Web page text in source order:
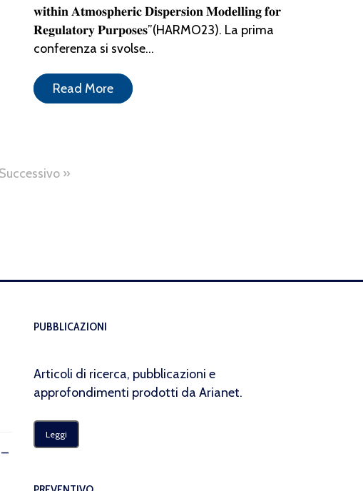
𝐰𝐢𝐭𝐡𝐢𝐧 𝐀𝐭𝐦𝐨𝐬𝐩𝐡𝐞𝐫𝐢𝐜 𝐃𝐢𝐬𝐩𝐞𝐫𝐬𝐢𝐨𝐧 𝐌𝐨𝐝𝐞𝐥𝐥𝐢𝐧𝐠 𝐟𝐨𝐫
𝐑𝐞𝐠𝐮𝐥𝐚𝐭𝐨𝐫𝐲 𝐏𝐮𝐫𝐩𝐨𝐬𝐞𝐬”(HARMO23). La prima
conferenza si svolse...
Read More
Successivo »
PUBBLICAZIONI
Articoli di ricerca, pubblicazioni e
approfondimenti prodotti da Arianet.
Leggi